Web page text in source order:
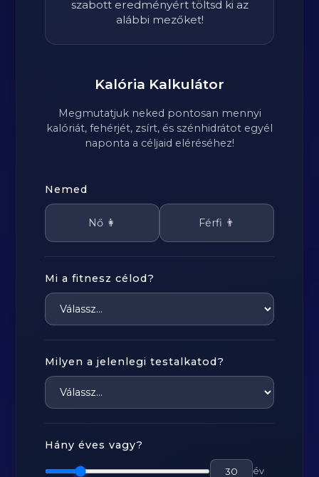
szabott eredményért töltsd ki az
alábbi mezőket!
Kalória Kalkulátor
Megmutatjuk neked pontosan mennyi
kalóriát, fehérjét, zsírt, és szénhidrátot egyél
naponta a céljaid eléréséhez!
Nemed
Nő 👩 Férfi 👨
Mi a fitnesz célod?
Milyen a jelenlegi testalkatod?
Hány éves vagy?
év